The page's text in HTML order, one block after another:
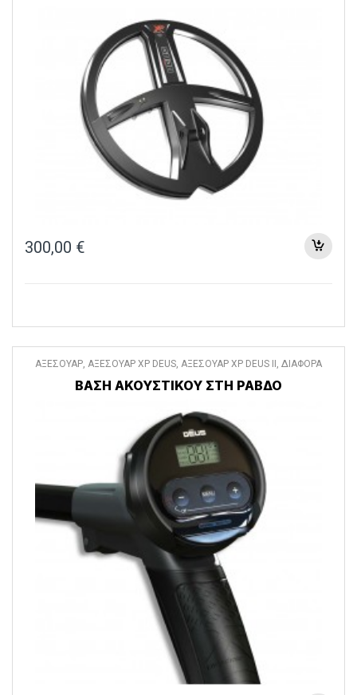
300,00 €
ΑΞΕΣΟΥΑΡ, ΑΞΕΣΟΥΑΡ XP DEUS, ΑΞΕΣΟΥΑΡ XP DEUS II , ΔΙΑΦΟΡΑ
ΒΑΣΗ ΑΚΟΥΣΤΙΚΟΥ ΣΤΗ ΡΑΒΔΟ